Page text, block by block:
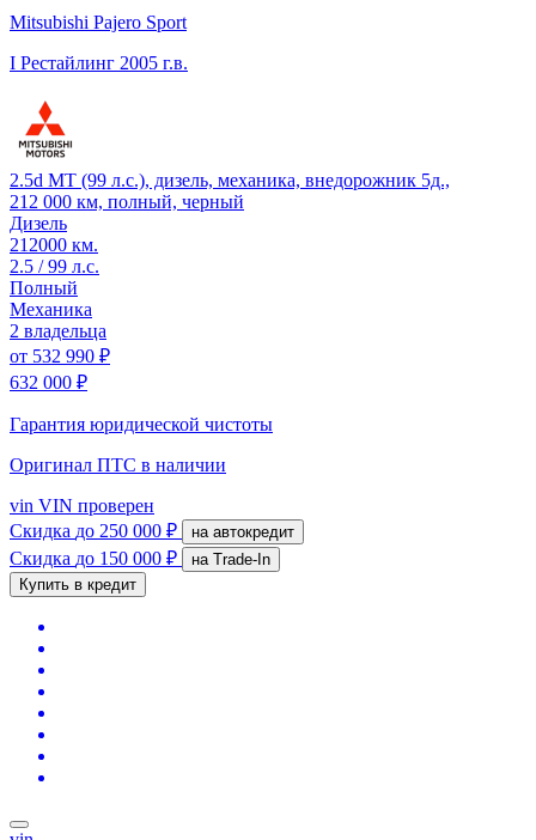
Mitsubishi Pajero Sport
I Рестайлинг 2005 г.в.
2.5d MT (99 л.с.), дизель, механика, внедорожник 5д.,
212 000 км, полный, черный
Дизель
212000 км.
2.5 / 99 л.с.
Полный
Механика
2 владельца
от 532 990 ₽
632 000 ₽
Гарантия юридической чистоты
Оригинал ПТС в наличии
vin VIN проверен
Скидка до 250 000 ₽ на автокредит
Скидка до 150 000 ₽
на Trade-In
Купить в кредит